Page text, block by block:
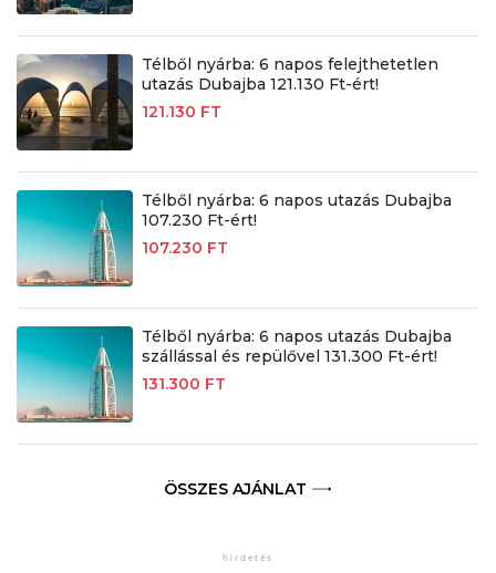
Télből nyárba: 6 napos felejthetetlen
utazás Dubajba 121.130 Ft-ért!
121.130 FT
Télből nyárba: 6 napos utazás Dubajba
107.230 Ft-ért!
107.230 FT
Télből nyárba: 6 napos utazás Dubajba
szállással és repülővel 131.300 Ft-ért!
131.300 FT
ÖSSZES AJÁNLAT